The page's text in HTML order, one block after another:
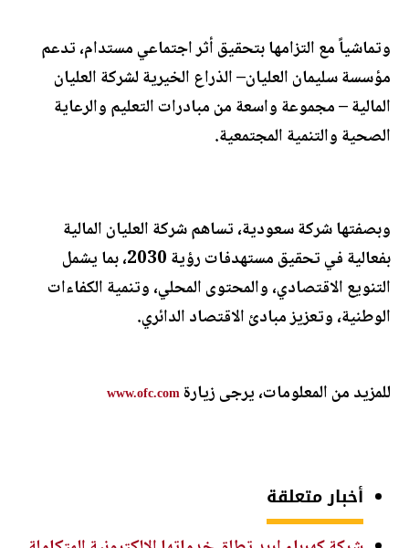
وتماشياً مع التزامها بتحقيق أثر اجتماعي مستدام، تدعم
مؤسسة سليمان العليان– الذراع الخيرية لشركة العليان
المالية – مجموعة واسعة من مبادرات التعليم والرعاية
الصحية والتنمية المجتمعية.
وبصفتها شركة سعودية، تساهم شركة العليان المالية
بفعالية في تحقيق مستهدفات رؤية 2030، بما يشمل
التنويع الاقتصادي، والمحتوى المحلي، وتنمية الكفاءات
الوطنية، وتعزيز مبادئ الاقتصاد الدائري.
للمزيد من المعلومات، يرجى زيارةwww.ofc.com
أخبار متعلقة